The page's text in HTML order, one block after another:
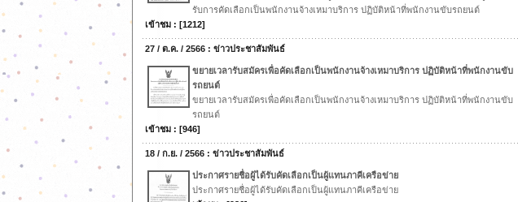
รับการคัดเลือกเป็นพนักงานจ้างเหมาบริการ ปฏิบัติหน้าที่พนักงานขับรถยนต์
เข้าชม : [1212]
27 / ต.ค. / 2566 : ข่าวประชาสัมพันธ์
ขยายเวลารับสมัครเพื่อคัดเลือกเป็นพนักงานจ้างเหมาบริการ ปฏิบัติหน้าที่พนักงานขับ
รถยนต์
ขยายเวลารับสมัครเพื่อคัดเลือกเป็นพนักงานจ้างเหมาบริการ ปฏิบัติหน้าที่พนักงานขับ
รถยนต์
เข้าชม : [946]
18 / ก.ย. / 2566 : ข่าวประชาสัมพันธ์
ประกาศรายชื่อผู้ได้รับคัดเลือกเป็นผู้แทนภาคีเครือข่าย
ประกาศรายชื่อผู้ได้รับคัดเลือกเป็นผู้แทนภาคีเครือข่าย